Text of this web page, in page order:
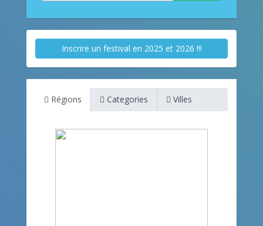
Inscrire un festival en 2025 et 2026 !!!
Régions Categories Villes